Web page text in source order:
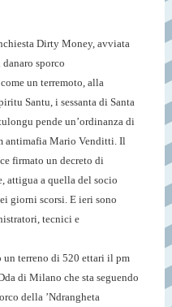
Dirty Money, avviata
sporco
un terremoto, alla
Santu, i sessanta di Santa
pende un’ordinanza di
antimafia Mario Venditti. Il
firmato un decreto di
attigua a quella del socio
giorni scorsi. E ieri sono
tecnici e
un terreno di 520 ettari il pm
di Milano che sta seguendo
della ’Ndrangheta